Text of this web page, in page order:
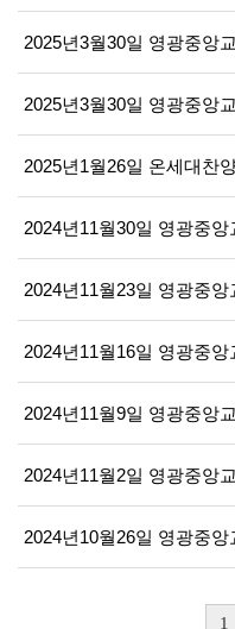
2025년3월30일 영광중앙
2025년3월30일 영광중앙
2025년1월26일 온세대찬
2024년11월30일 영광중
2024년11월23일 영광중
2024년11월16일 영광중
2024년11월9일 영광중앙
2024년11월2일 영광중앙
2024년10월26일 영광중
1